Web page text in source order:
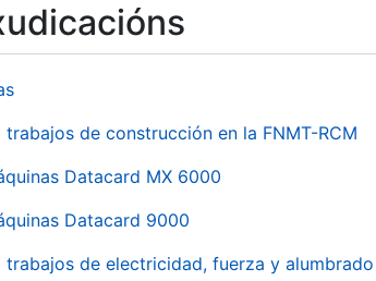
de construcción en la FNMT-RCM
Datacard MX 6000
Datacard 9000
de electricidad, fuerza y alumbrado